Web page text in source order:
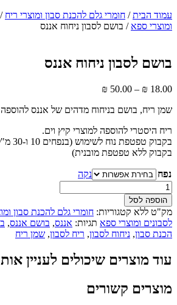
עמוד הבית/ חומרי גלם להכנת סבון ומוצרי ריח /
ומוצרי ספא / בושם לסבון ניחוח אננס
בושם לסבון ניחוח אננס
₪ 18.00
–
₪ 50.00
שמן ריח, בושם בניחוח מדהים של אננס להוספה
ריח היסטרי להוספה למוצרי קיץ וים.
בקבוק ללא טפטפת מובנית)
נפח
נקה
כמות
של
בושם
לסבון
ניחוח
אננס
הוספה לסל
מק"ט ללא קטגוריות: חומרי גלם להכנת סבון
לסבונים ומוצרי ספא תגיות: אננס, בושם אננס,
הכנת סבון, ניחוח לסבון, ריח לסבון, שמן ריח
עוד מוצרים שיכולים לעניין
מוצרים קשורים